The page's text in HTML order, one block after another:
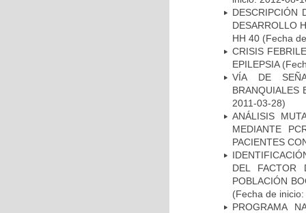
DESCRIPCIÓN
DESARROLLO
HH 40 (Fecha
CRISIS
EPILEPSIA
VÍA DE
BRANQUIALES
2011-03-28)
ANÁLISIS
MEDIANTE
PACIENTES
DEL FACTOR
POBLACIÓN
(Fecha de
PROGRAMA